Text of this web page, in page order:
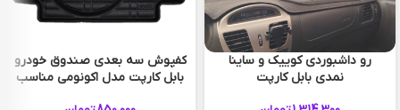
طوسی مشکی
رو داشبوردي کوييک و ساینا
نمدي بابل کارپت
کفپوش سه بعدی صندوق خودرو
بابل کارپت مدل اکونومی مناسب